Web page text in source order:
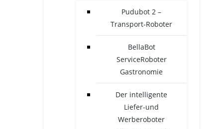
Pudubot 2 –
Transport-Roboter
BellaBot
ServiceRoboter
Gastronomie
Der intelligente
Liefer-und
Werberoboter